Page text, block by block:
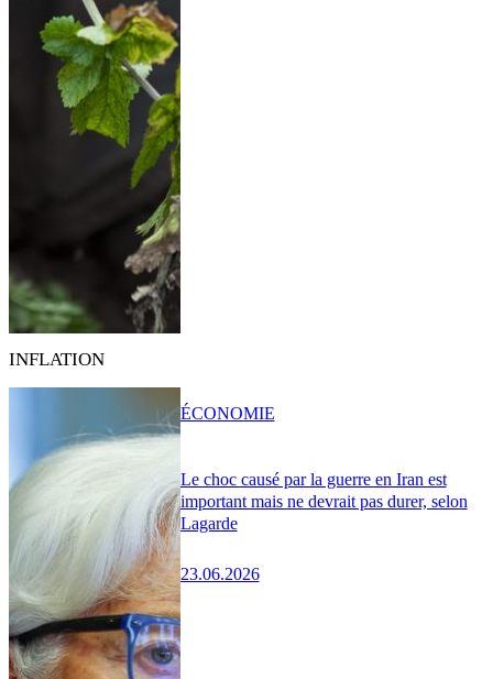
INFLATION
Le choc causé par la guerre en Iran est
important mais ne devrait pas durer, selon
Lagarde
23.06.2026
ÉCONOMIE